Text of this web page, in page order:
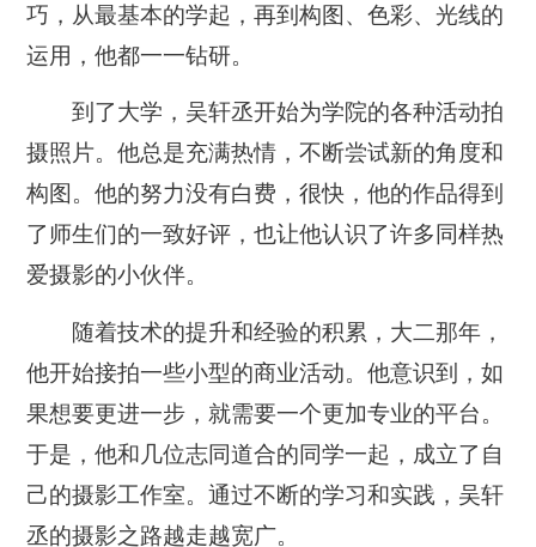
巧，从最基本的学起，再到构图、色彩、光线的
运用，他都一一钻研。
到了大学，吴轩丞开始为学院的各种活动拍
摄照片。他总是充满热情，不断尝试新的角度和
构图。他的努力没有白费，很快，他的作品得到
了师生们的一致好评，也让他认识了许多同样热
爱摄影的小伙伴。
随着技术的提升和经验的积累，大二那年，
他开始接拍一些小型的商业活动。他意识到，如
果想要更进一步，就需要一个更加专业的平台。
于是，他和几位志同道合的同学一起，成立了自
己的摄影工作室。通过不断的学习和实践，吴轩
丞的摄影之路越走越宽广。